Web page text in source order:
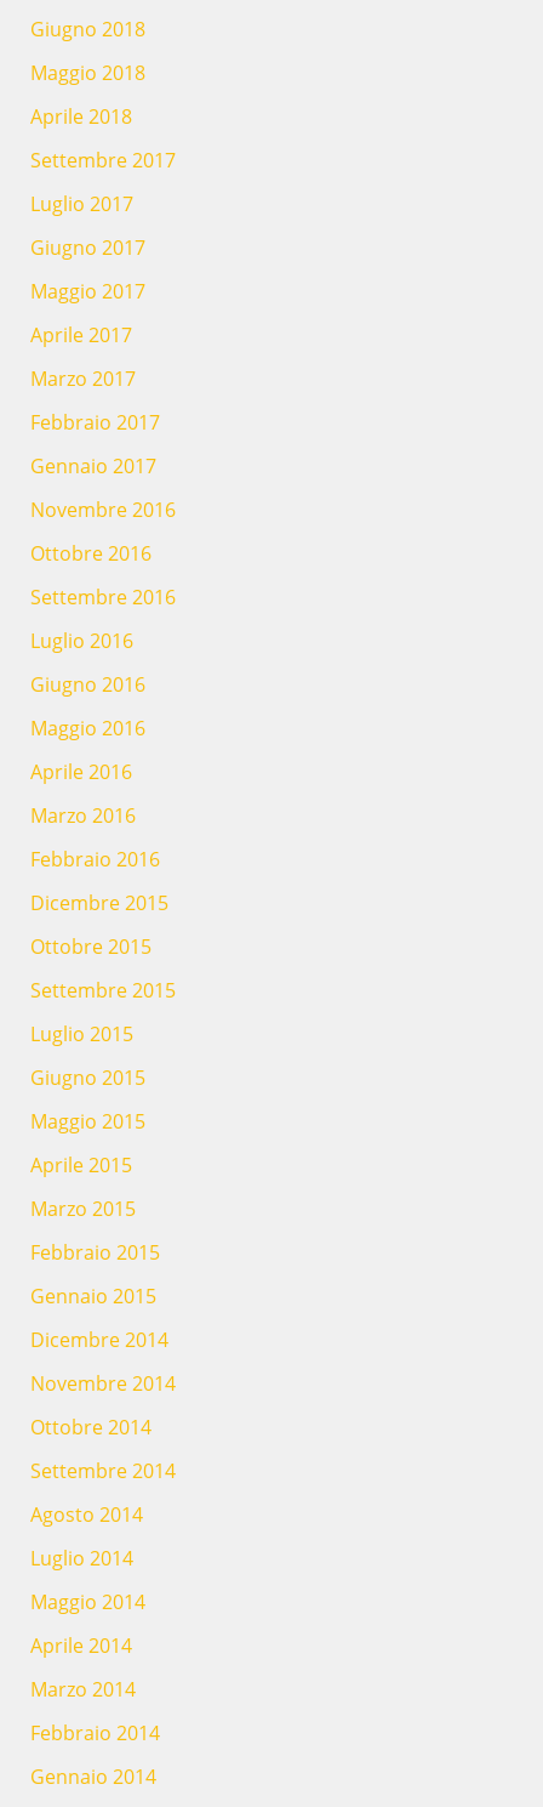
Giugno 2018
Maggio 2018
Aprile 2018
Settembre 2017
Luglio 2017
Giugno 2017
Maggio 2017
Aprile 2017
Marzo 2017
Febbraio 2017
Gennaio 2017
Novembre 2016
Ottobre 2016
Settembre 2016
Luglio 2016
Giugno 2016
Maggio 2016
Aprile 2016
Marzo 2016
Febbraio 2016
Dicembre 2015
Ottobre 2015
Settembre 2015
Luglio 2015
Giugno 2015
Maggio 2015
Aprile 2015
Marzo 2015
Febbraio 2015
Gennaio 2015
Dicembre 2014
Novembre 2014
Ottobre 2014
Settembre 2014
Agosto 2014
Luglio 2014
Maggio 2014
Aprile 2014
Marzo 2014
Febbraio 2014
Gennaio 2014